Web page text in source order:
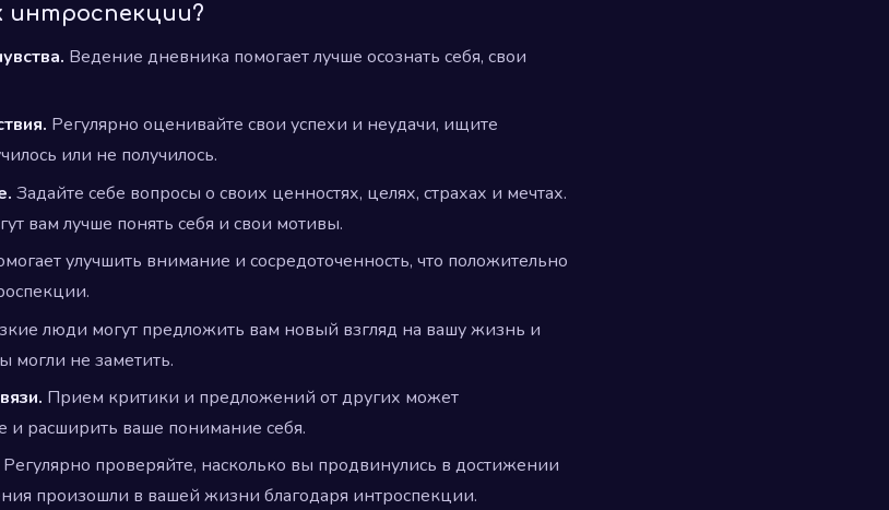
интроспекции?
Ведение дневника помогает лучше осознать себя, свои
Регулярно оценивайте свои успехи и неудачи, ищите
или не получилось.
Задайте себе вопросы о своих ценностях, целях, страхах и мечтах.
вам лучше понять себя и свои мотивы.
улучшить внимание и сосредоточенность, что положительно
люди могут предложить вам новый взгляд на вашу жизнь и
могли не заметить.
Прием критики и предложений от других может
и расширить ваше понимание себя.
Регулярно проверяйте, насколько вы продвинулись в достижении
произошли в вашей жизни благодаря интроспекции.